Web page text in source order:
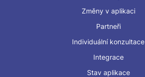
Změny v aplikaci
Partneři
Individuální konzultace
Integrace
Stav aplikace